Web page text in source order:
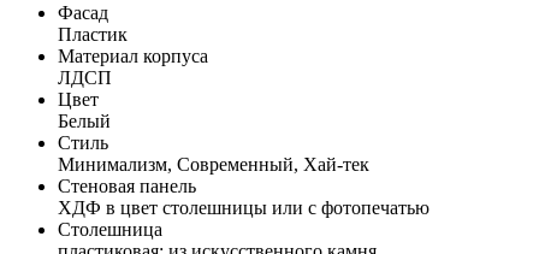
Фасад
Пластик
Материал корпуса
ЛДСП
Цвет
Белый
Стиль
Минимализм, Современный, Хай-тек
Стеновая панель
ХДФ в цвет столешницы или с фотопечатью
Столешница